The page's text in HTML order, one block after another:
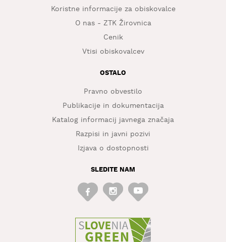
Koristne informacije za obiskovalce
O nas - ZTK Žirovnica
Cenik
Vtisi obiskovalcev
OSTALO
Pravno obvestilo
Publikacije in dokumentacija
Katalog informacij javnega značaja
Razpisi in javni pozivi
Izjava o dostopnosti
SLEDITE NAM